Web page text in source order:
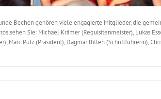
Bechen gehören viele engagierte Mitglieder, die
sehen Sie: Michael Krämer (Requisitenmeister), Lukas
Marc Pütz (Präsident), Dagmar Billen (Schriftführerin),